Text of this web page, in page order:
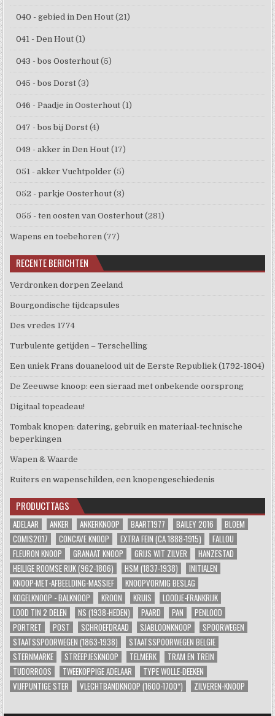
040 - gebied in Den Hout (21)
041 - Den Hout (1)
043 - bos Oosterhout (5)
045 - bos Dorst (3)
046 - Paadje in Oosterhout (1)
047 - bos bij Dorst (4)
049 - akker in Den Hout (17)
051 - akker Vuchtpolder (5)
052 - parkje Oosterhout (3)
055 - ten oosten van Oosterhout (281)
Wapens en toebehoren (77)
RECENTE BERICHTEN
Verdronken dorpen Zeeland
Bourgondische tijdcapsules
Des vredes 1774
Turbulente getijden – Terschelling
Een uniek Frans douanelood uit de Eerste Republiek (1792-1804)
De Zeeuwse knoop: een sieraad met onbekende oorsprong
Digitaal topcadeau!
Tombak knopen: datering, gebruik en materiaal-technische
beperkingen
Wapen & Waarde
Ruiters en wapenschilden, een knopengeschiedenis
PRODUCTTAGS
ADELAAR ANKER ANKERKNOOP BAART1977 BAILEY 2016
BLOEM
COMIS2017
CONCAVE KNOOP EXTRA FEIN (CA 1888-1915)
FALLOU
FLEURON KNOOP
GRANAAT KNOOP GRIJS WIT ZILVER
HANZESTAD
HEILIGE ROOMSE RIJK (962-1806)
HSM (1837-1938)
INITIALEN
KNOOP-MET-AFBEELDING-MASSIEF
KNOOPVORMIG BESLAG
KOGELKNOOP - BALKNOOP
KROON KRUIS
LOODJE-FRANKRIJK
LOOD TIN 2 DELEN
NS (1938-HEDEN) PAARD PAN
PENLOOD
PORTRET
POST SCHROEFDRAAD SJABLOONKNOOP
SPOORWEGEN
STAATSSPOORWEGEN (1863-1938)
STAATSSPOORWEGEN BELGIE
STERNMARKE
STREEPJESKNOOP TELMERK
TRAM EN TREIN
TUDORROOS
TWEEKOPPIGE ADELAAR
TYPE WOLLE-DEEKEN
VIJFPUNTIGE STER
VLECHTBANDKNOOP (1600-1700*) ZILVEREN-KNOOP